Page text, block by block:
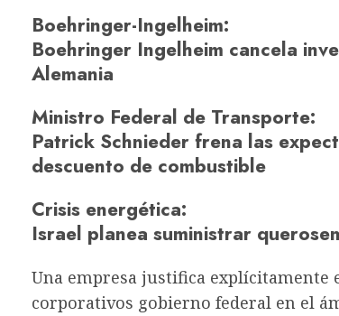
Boehringer-Ingelheim:
Boehringer Ingelheim cancela
Alemania
Ministro Federal de Transporte:
Patrick Schnieder frena las
descuento de combustible
Crisis energética:
Israel planea suministrar
Una empresa justifica explícitamente
corporativos gobierno federal en el